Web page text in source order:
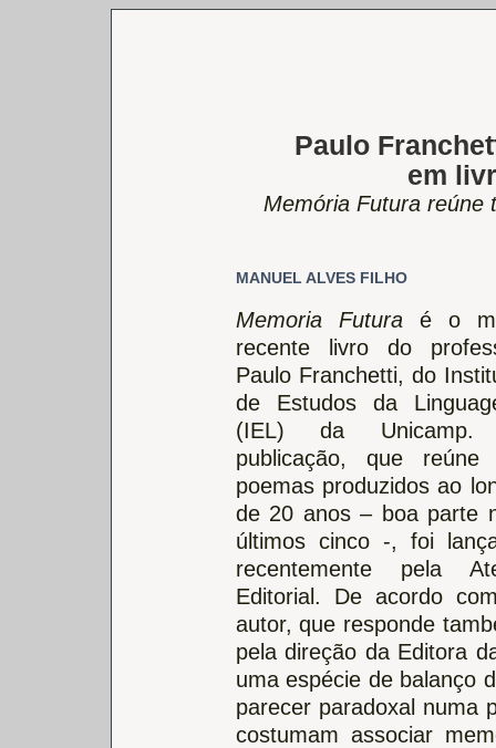
Paulo
em
Memória Futura reúne
MANUEL ALVES FILHO
Memoria Futuraé o
recente livro do
Paulo Franchetti, do
de Estudos da
(IEL) da
publicação, que reúne
poemas produzidos ao
de 20 anos – boa parte
últimos cinco -, foi
recentemente pela
Editorial. De acordo
autor, que responde
pela direção da Editora
uma espécie de balanço
parecer paradoxal numa
costumam associar